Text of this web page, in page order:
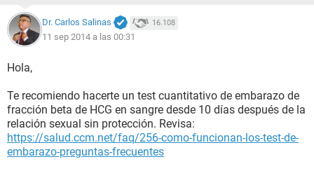
Dr. Carlos Salinas 16.108
11 sep 2014 a las 00:31
Hola,
Te recomiendo hacerte un test cuantitativo de embarazo de
fracción beta de HCG en sangre desde 10 días después de la
relación sexual sin protección. Revisa:
https://salud.ccm.net/faq/256-como-funcionan-los-test-de-
embarazo-preguntas-frecuentes